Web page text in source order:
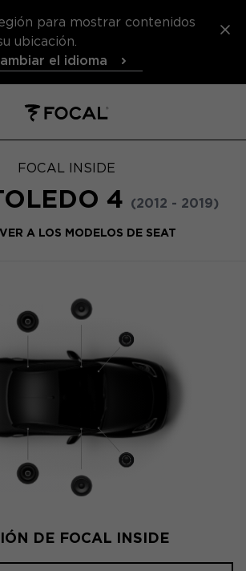
para mostrar contenidos
ubicación.
el idioma
FOCAL INSIDE
4 (2012 - 2019)
A LOS MODELOS DE SEAT
DE FOCAL INSIDE